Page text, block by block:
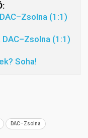
(1:1)
(1:1)
Soha!
DAC–Zsolna